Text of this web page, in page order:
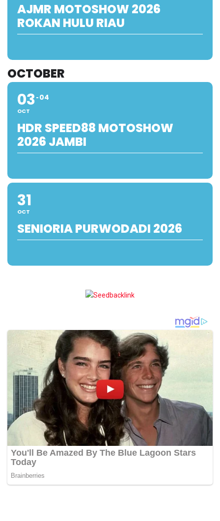
AJMR MOTOSHOW 2026
ROKAN HULU RIAU
OCTOBER
03
OCT
04
HDR SPEED88 MOTOSHOW
2026 JAMBI
31
OCT
SENIORIA PURWODADI 2026